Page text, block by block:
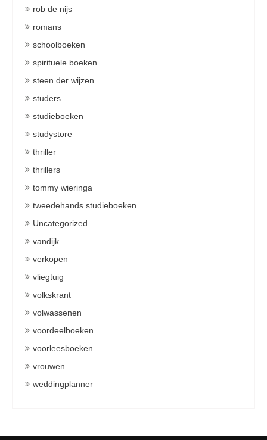
rob de nijs
romans
schoolboeken
spirituele boeken
steen der wijzen
studers
studieboeken
studystore
thriller
thrillers
tommy wieringa
tweedehands studieboeken
Uncategorized
vandijk
verkopen
vliegtuig
volkskrant
volwassenen
voordeelboeken
voorleesboeken
vrouwen
weddingplanner